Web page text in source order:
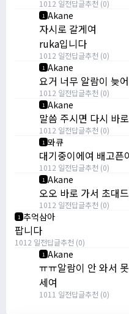
1012 일전답글추천 (0)
1 Akane
자시로 갈게여
ruka입니다
1012 일전답글추천 (0)
1 Akane
요거 너무 알람이 늦
1012 일전답글추천 (0)
1 Akane
말씀 주시면 다시 바
1012 일전답글추천 (0)
1 뫄큐
대기중이에여 배고픈
1012 일전답글추천 (0)
1 Akane
오오 바로 가서 초대
1012 일전답글추천 (0)
1 추억삼아
팝니다
1012 일전답글추천 (0)
1 Akane
ㅠㅠ알람이 안 와서
세여
1011 일전답글추천 (0)